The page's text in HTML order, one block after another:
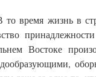
время жизнь в
Востоке